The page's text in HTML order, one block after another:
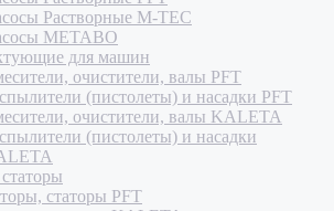
Растворные M-TEC
METABO
для машин
очистители, валы PFT
(пистолеты) и насадки PFT
очистители, валы KALETA
(пистолеты) и насадки
статоры PFT